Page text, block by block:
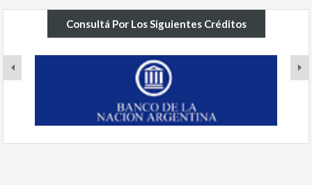
Consultá Por Los Siguientes Créditos